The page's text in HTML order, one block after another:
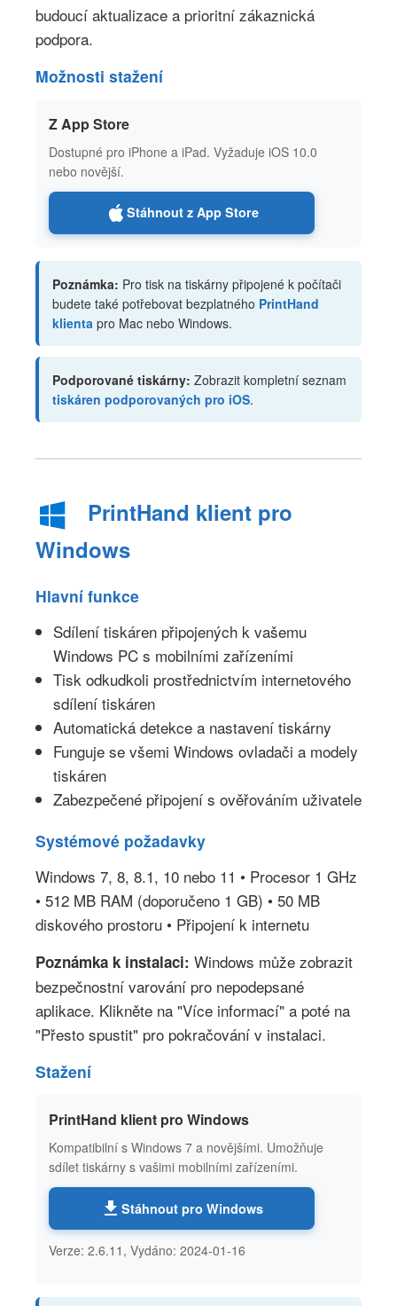
budoucí aktualizace a prioritní zákaznická
podpora.
Možnosti stažení
Z App Store
Dostupné pro iPhone a iPad. Vyžaduje iOS 10.0
nebo novější.
Stáhnout z App Store
Poznámka: Pro tisk na tiskárny připojené k počítači
budete také potřebovat bezplatného PrintHand
klienta pro Mac nebo Windows.
Podporované tiskárny: Zobrazit kompletní seznam
tiskáren podporovaných pro iOS.
PrintHand klient pro
Windows
Hlavní funkce
Sdílení tiskáren připojených k vašemu
Windows PC s mobilními zařízeními
Tisk odkudkoli prostřednictvím internetového
sdílení tiskáren
Automatická detekce a nastavení tiskárny
Funguje se všemi Windows ovladači a modely
tiskáren
Zabezpečené připojení s ověřováním uživatele
Systémové požadavky
Windows 7, 8, 8.1, 10 nebo 11 • Procesor 1 GHz
• 512 MB RAM (doporučeno 1 GB) • 50 MB
diskového prostoru • Připojení k internetu
Poznámka k instalaci: Windows může zobrazit
bezpečnostní varování pro nepodepsané
aplikace. Klikněte na "Více informací" a poté na
"Přesto spustit" pro pokračování v instalaci.
Stažení
PrintHand klient pro Windows
Kompatibilní s Windows 7 a novějšími. Umožňuje
sdílet tiskárny s vašimi mobilními zařízeními.
Stáhnout pro Windows
Verze: 2.6.11, Vydáno: 2024-01-16